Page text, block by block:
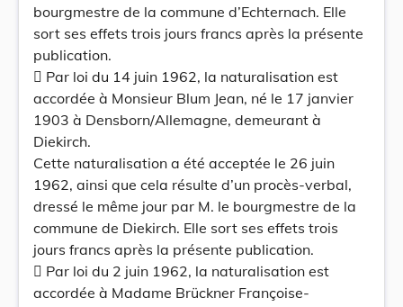
bourgmestre de la commune d’Echternach. Elle
sort ses effets trois jours francs après la présente
publication.
 Par loi du 14 juin 1962, la naturalisation est
accordée à Monsieur Blum Jean, né le 17 janvier
1903 à Densborn/Allemagne, demeurant à
Diekirch.
Cette naturalisation a été acceptée le 26 juin
1962, ainsi que cela résulte d’un procès-verbal,
dressé le même jour par M. le bourgmestre de la
commune de Diekirch. Elle sort ses effets trois
jours francs après la présente publication.
 Par loi du 2 juin 1962, la naturalisation est
accordée à Madame Brückner Françoise-